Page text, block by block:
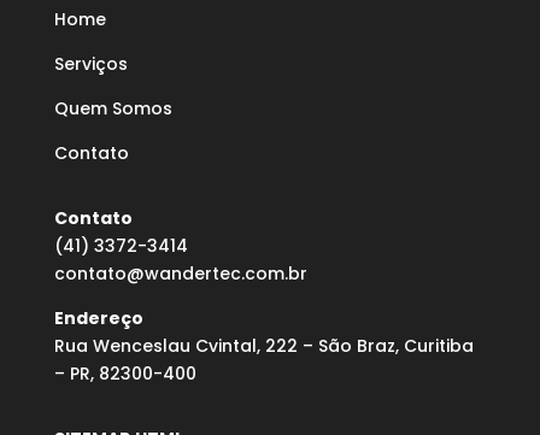
Home
Serviços
Quem Somos
Contato
Contato
(41) 3372-3414
contato@wandertec.com.br
Endereço
Rua Wenceslau Cvintal, 222 – São Braz, Curitiba
– PR, 82300-400